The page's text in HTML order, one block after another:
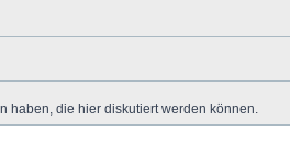
haben, die hier diskutiert werden können.